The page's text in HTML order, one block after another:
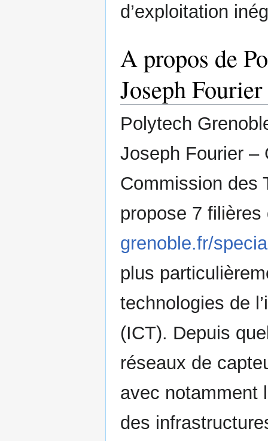
d’exploitation
A propos de
Joseph
Polytech
Joseph Fourier –
Commission des
propose 7 filières
grenoble.fr/
plus
technologies de
(ICT). Depuis
réseaux de
avec notamment
des